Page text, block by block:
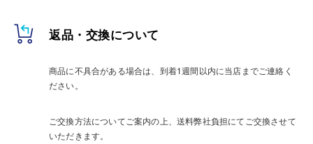
返品・交換について
商品に不具合がある場合は、到着1週間以内に当店までご連絡く
ださい。
ご交換方法についてご案内の上、送料弊社負担にてご交換させて
いただきます。